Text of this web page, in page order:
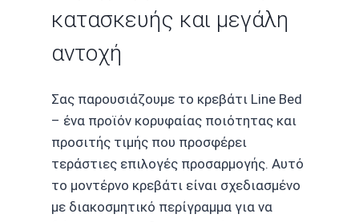
κατασκευής και μεγάλη
αντοχή
Σας παρουσιάζουμε το κρεβάτι Line Bed
– ένα προϊόν κορυφαίας ποιότητας και
προσιτής τιμής που προσφέρει
τεράστιες επιλογές προσαρμογής. Αυτό
το μοντέρνο κρεβάτι είναι σχεδιασμένο
με διακοσμητικό περίγραμμα για να